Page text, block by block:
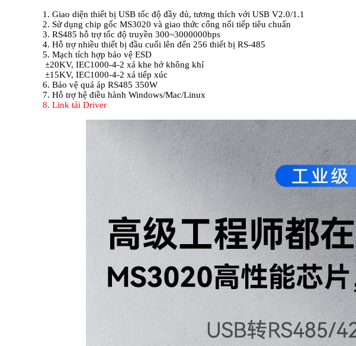
1. Giao diện thiết bị USB tốc độ đầy đủ, tương thích với USB V2.0/1.1
2. Sử dụng chip gốc MS3020 và giao thức cổng nối tiếp tiêu chuẩn
3. RS485 hỗ trợ tốc độ truyền 300~3000000bps
4. Hỗ trợ nhiều thiết bị đầu cuối lên đến 256 thiết bị RS-485
5. Mạch tích hợp bảo vệ ESD
±20KV, IEC1000-4-2 xả khe hở không khí
±15KV, IEC1000-4-2 xả tiếp xúc
6. Bảo vệ quá áp RS485 350W
7. Hỗ trợ hệ điều hành Windows/Mac/Linux
8. Link tải Driver